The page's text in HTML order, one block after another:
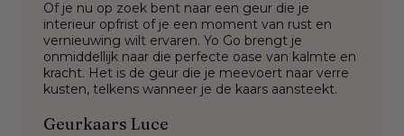
Of je nu op zoek bent naar een geur die je
interieur opfrist of je een moment van rust en
vernieuwing wilt ervaren. Yo Go brengt je
onmiddellijk naar die perfecte oase van kalmte en
kracht. Het is de geur die je meevoert naar verre
kusten, telkens wanneer je de kaars aansteekt.
Geurkaars Luce